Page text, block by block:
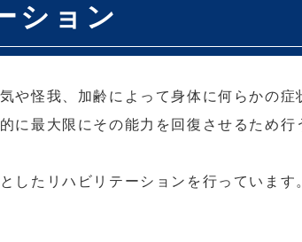
ション
や怪我、加齢によって身体に何らかの症
に最大限にその能力を回復させるため行
したリハビリテーションを行っています